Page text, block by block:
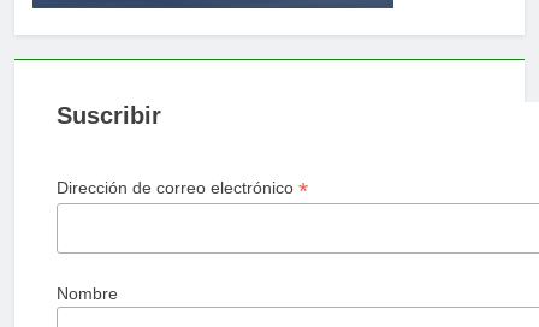
Suscribir
Dirección de correo electrónico *
Nombre